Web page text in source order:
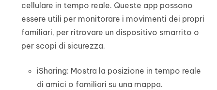
cellulare in tempo reale. Queste app possono
essere utili per monitorare i movimenti dei propri
familiari, per ritrovare un dispositivo smarrito o
per scopi di sicurezza.
iSharing: Mostra la posizione in tempo reale
di amici o familiari su una mappa.